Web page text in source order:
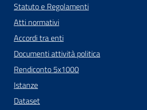
Statuto e Regolamenti
Atti normativi
Accordi tra enti
Documenti attività politica
Rendiconto 5x1000
Istanze
Dataset